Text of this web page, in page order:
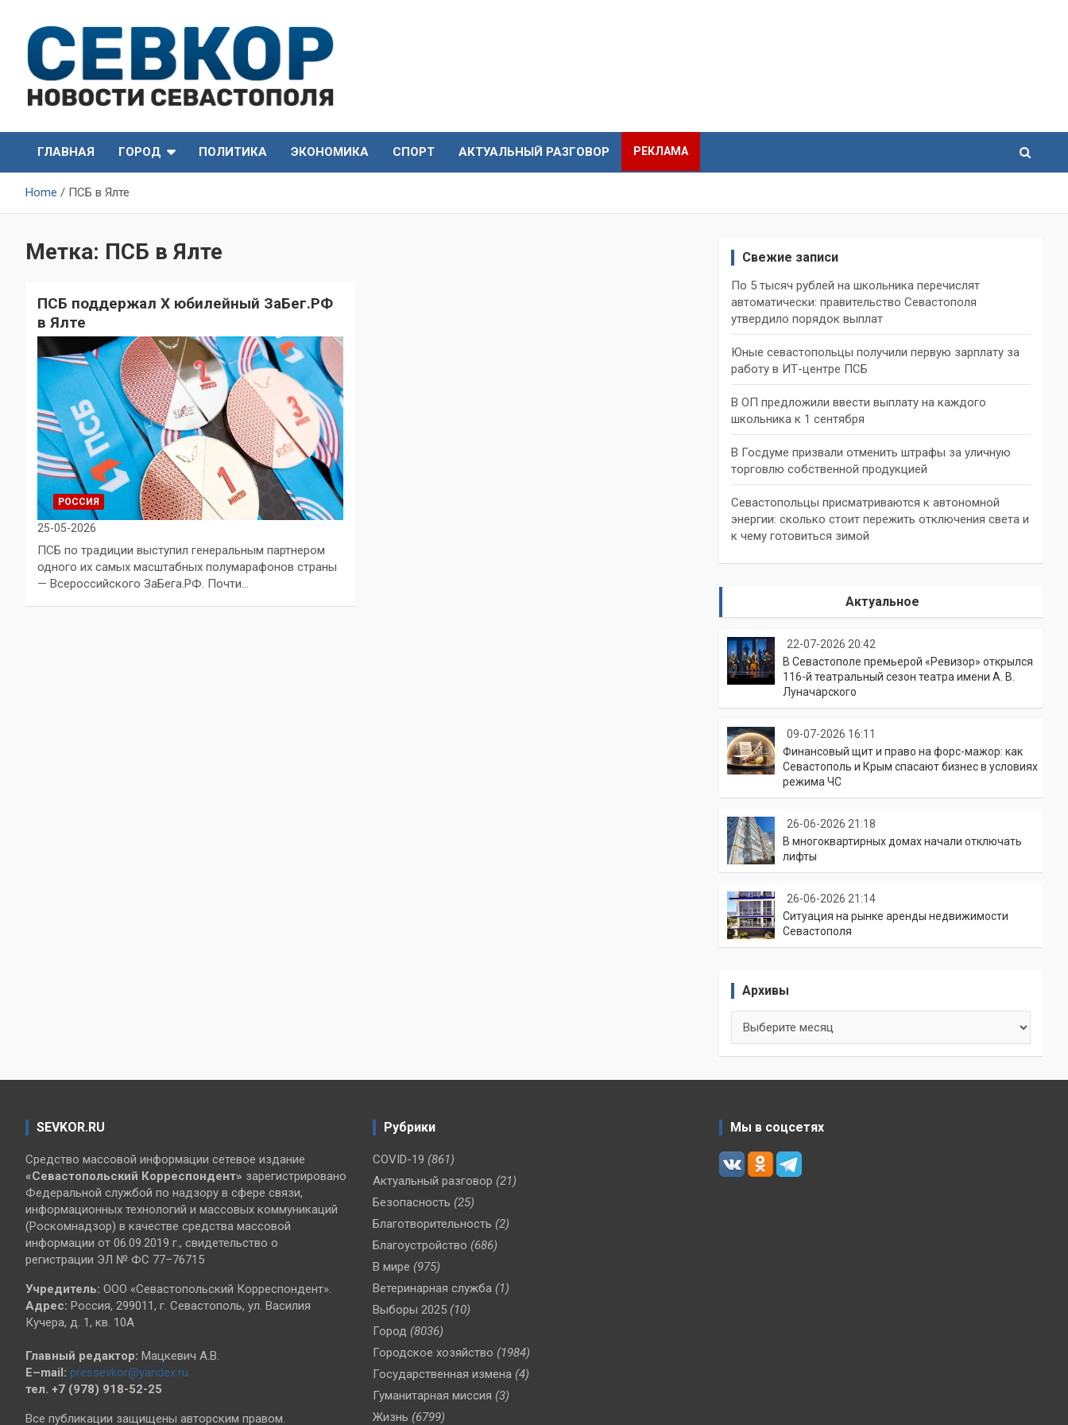
content
СевКор — Новости
Севастополя
Севастополя
ГЛАВНАЯ
ГОРОД ПОЛИТИКА ЭКОНОМИКА СПОРТ АКТУАЛЬНЫЙ РАЗГОВОР РЕКЛАМА
Home ПСБ в Ялте
Метка: ПСБ в Ялте
ПСБ поддержал X юбилейный ЗаБег.РФ
в Ялте
РОССИЯ
25-05-2026
ПСБ по традиции выступил генеральным партнером
одного их самых масштабных полумарафонов страны
— Всероссийского ЗаБега.РФ. Почти…
Свежие записи
По 5 тысяч рублей на школьника перечислят
автоматически: правительство Севастополя
утвердило порядок выплат
Юные севастопольцы получили первую зарплату за
работу в ИТ-центре ПСБ
В ОП предложили ввести выплату на каждого
школьника к 1 сентября
В Госдуме призвали отменить штрафы за уличную
торговлю собственной продукцией
Севастопольцы присматриваются к автономной
энергии: сколько стоит пережить отключения света и
к чему готовиться зимой
Актуальное
22-07-2026 20:42
В Севастополе премьерой «Ревизор» открылся
116-й театральный сезон театра имени А. В.
Луначарского
09-07-2026 16:11
Финансовый щит и право на форс-мажор: как
Севастополь и Крым спасают бизнес в условиях
режима ЧС
26-06-2026 21:18
В многоквартирных домах начали отключать
лифты
26-06-2026 21:14
Ситуация на рынке аренды недвижимости
Севастополя
Архивы
SEVKOR.RU
Средство массовой информации сетевое издание
«Севастопольский Корреспондент» зарегистрировано
Федеральной службой по надзору в сфере связи,
информационных технологий и массовых коммуникаций
(Роскомнадзор) в качестве средства массовой
информации от 06.09.2019 г., свидетельство о
регистрации ЭЛ № ФС 77–76715
Учредитель: ООО «Севастопольский Корреспондент».
Адрес: Россия, 299011, г. Севастополь, ул. Василия
Кучера, д. 1, кв. 10А
Главный редактор: Мацкевич А.В.
E–mail: pressevkor@yandex.ru
тел. +7 (978) 918-52-25
Все публикации защищены авторским правом.
Рубрики
COVID-19 (861)
Актуальный разговор (21)
Безопасность (25)
Благотворительность (2)
Благоустройство (686)
В мире (975)
Ветеринарная служба (1)
Выборы 2025 (10)
Город (8036)
Городское хозяйство (1984)
Государственная измена (4)
Гуманитарная миссия (3)
Жизнь (6799)
Мы в соцсетях